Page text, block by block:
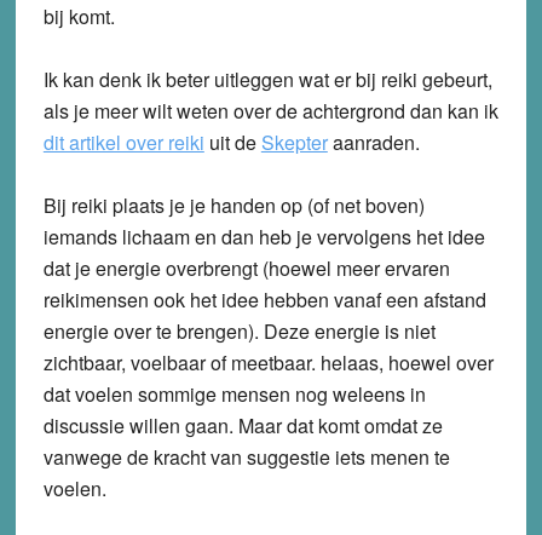
bij komt.
Ik kan denk ik beter uitleggen wat er bij reiki gebeurt,
als je meer wilt weten over de achtergrond dan kan ik
dit artikel over reiki uit de Skepteraanraden.
Bij reiki plaats je je handen op (of net boven)
iemands lichaam en dan heb je vervolgens het idee
dat je energie overbrengt (hoewel meer ervaren
reikimensen ook het idee hebben vanaf een afstand
energie over te brengen). Deze energie is niet
zichtbaar, voelbaar of meetbaar. helaas, hoewel over
dat voelen sommige mensen nog weleens in
discussie willen gaan. Maar dat komt omdat ze
vanwege de kracht van suggestie iets menen te
voelen.